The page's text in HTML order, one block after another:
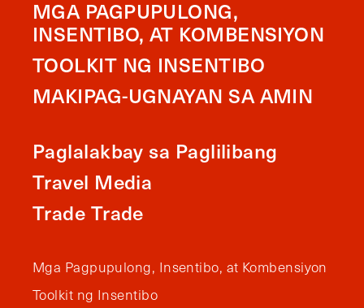
MGA PAGPUPULONG,
INSENTIBO, AT KOMBENSIYON
TOOLKIT NG INSENTIBO
MAKIPAG-UGNAYAN SA AMIN
Paglalakbay sa Paglilibang
Travel Media
Trade Trade
Mga Pagpupulong, Insentibo, at Kombensiyon
Toolkit ng Insentibo